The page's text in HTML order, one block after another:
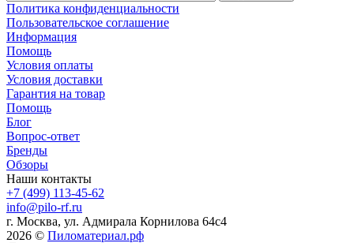
Политика конфиденциальности
Пользовательское соглашение
Информация
Помощь
Условия оплаты
Условия доставки
Гарантия на товар
Помощь
Блог
Вопрос-ответ
Бренды
Обзоры
Наши контакты
+7 (499) 113-45-62
info@pilo-rf.ru
г. Москва, ул. Адмирала Корнилова 64с4
2026 © Пиломатериал.рф